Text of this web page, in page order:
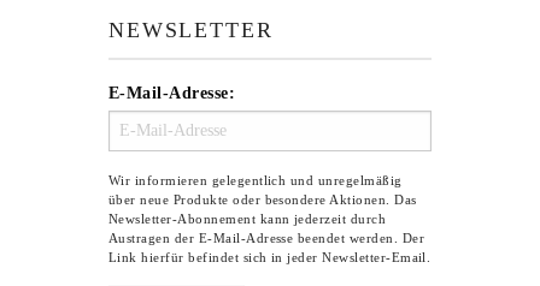
NEWSLETTER
E-Mail-Adresse:
Wir informieren gelegentlich und unregelmäßig
über neue Produkte oder besondere Aktionen. Das
Newsletter-Abonnement kann jederzeit durch
Austragen der E-Mail-Adresse beendet werden. Der
Link hierfür befindet sich in jeder Newsletter-Email.